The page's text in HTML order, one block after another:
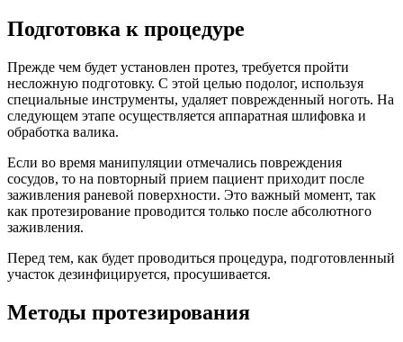
Подготовка к процедуре
Прежде чем будет установлен протез, требуется пройти
несложную подготовку. С этой целью подолог, используя
специальные инструменты, удаляет поврежденный ноготь. На
следующем этапе осуществляется аппаратная шлифовка и
обработка валика.
Если во время манипуляции отмечались повреждения
сосудов, то на повторный прием пациент приходит после
заживления раневой поверхности. Это важный момент, так
как протезирование проводится только после абсолютного
заживления.
Перед тем, как будет проводиться процедура, подготовленный
участок дезинфицируется, просушивается.
Методы протезирования